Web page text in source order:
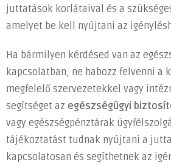
juttatások korlátaival és a
amelyet be kell nyújtani az
Ha bármilyen kérdésed van az
kapcsolatban, ne habozz felvenni a
megfelelő szervezetekkel vagy
segítséget az egészségügyi
vagy egészségpénztárak
tájékoztatást tudnak nyújtani a
kapcsolatosan és segíthetnek az